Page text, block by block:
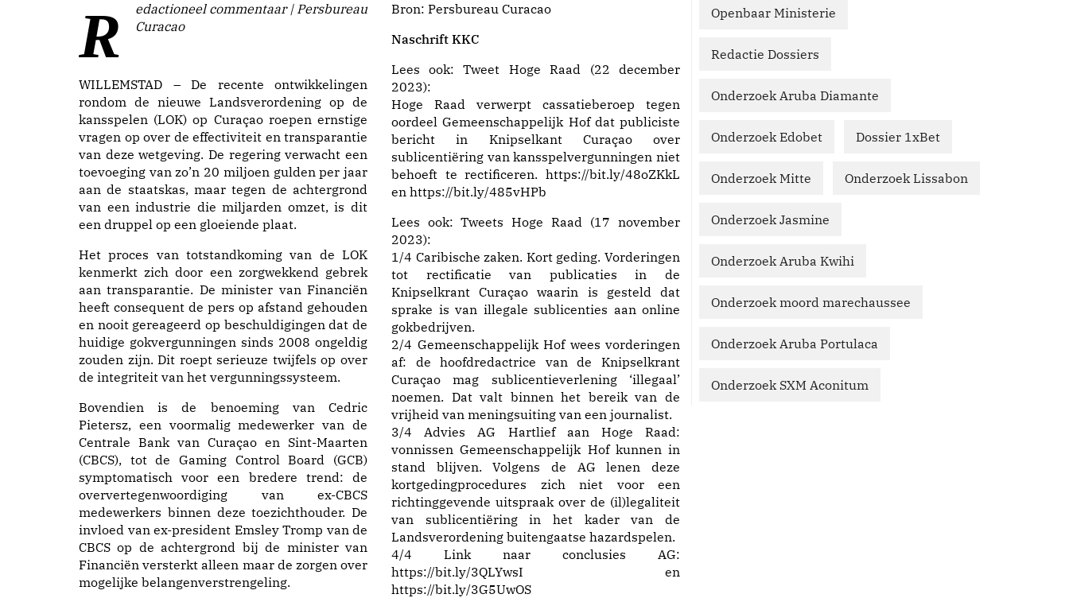
Redactioneel commentaar | Persbureau Curacao
WILLEMSTAD – De recente ontwikkelingen
rondom de nieuwe Landsverordening op de
kansspelen (LOK) op Curaçao roepen ernstige
vragen op over de effectiviteit en transparantie
van deze wetgeving. De regering verwacht een
toevoeging van zo’n 20 miljoen gulden per jaar
aan de staatskas, maar tegen de achtergrond
van een industrie die miljarden omzet, is dit
een druppel op een gloeiende plaat.
Het proces van totstandkoming van de LOK
kenmerkt zich door een zorgwekkend gebrek
aan transparantie. De minister van Financiën
heeft consequent de pers op afstand gehouden
en nooit gereageerd op beschuldigingen dat de
huidige gokvergunningen sinds 2008 ongeldig
zouden zijn. Dit roept serieuze twijfels op over
de integriteit van het vergunningssysteem.
Bovendien is de benoeming van Cedric
Pietersz, een voormalig medewerker van de
Centrale Bank van Curaçao en Sint-Maarten
(CBCS), tot de Gaming Control Board (GCB)
symptomatisch voor een bredere trend: de
oververtegenwoordiging van ex-CBCS
medewerkers binnen deze toezichthouder. De
invloed van ex-president Emsley Tromp van de
CBCS op de achtergrond bij de minister van
Financiën versterkt alleen maar de zorgen over
mogelijke belangenverstrengeling.
Bron: Persbureau Curacao
Naschrift KKC
Lees ook: Tweet Hoge Raad (22 december
2023):
Hoge Raad verwerpt cassatieberoep tegen
oordeel Gemeenschappelijk Hof dat publiciste
bericht in Knipselkant Curaçao over
sublicentiëring van kansspelvergunningen niet
behoeft te rectificeren. https://bit.ly/48oZKkL
en https://bit.ly/485vHPb
Lees ook: Tweets Hoge Raad (17 november
2023):
1/4 Caribische zaken. Kort geding. Vorderingen
tot rectificatie van publicaties in de
Knipselkrant Curaçao waarin is gesteld dat
sprake is van illegale sublicenties aan online
gokbedrijven.
2/4 Gemeenschappelijk Hof wees vorderingen
af: de hoofdredactrice van de Knipselkrant
Curaçao mag sublicentieverlening ‘illegaal’
noemen. Dat valt binnen het bereik van de
vrijheid van meningsuiting van een journalist.
3/4 Advies AG Hartlief aan Hoge Raad:
vonnissen Gemeenschappelijk Hof kunnen in
stand blijven. Volgens de AG lenen deze
kortgedingprocedures zich niet voor een
richtinggevende uitspraak over de (il)legaliteit
van sublicentiëring in het kader van de
Landsverordening buitengaatse hazardspelen.
4/4 Link naar conclusies AG:
https://bit.ly/3QLYwsI en
https://bit.ly/3G5UwOS
Openbaar Ministerie
Redactie Dossiers
Onderzoek Aruba Diamante
Onderzoek Edobet Dossier 1xBet
Onderzoek Mitte Onderzoek Lissabon
Onderzoek Jasmine
Onderzoek Aruba Kwihi
Onderzoek moord marechaussee
Onderzoek Aruba Portulaca
Onderzoek SXM Aconitum